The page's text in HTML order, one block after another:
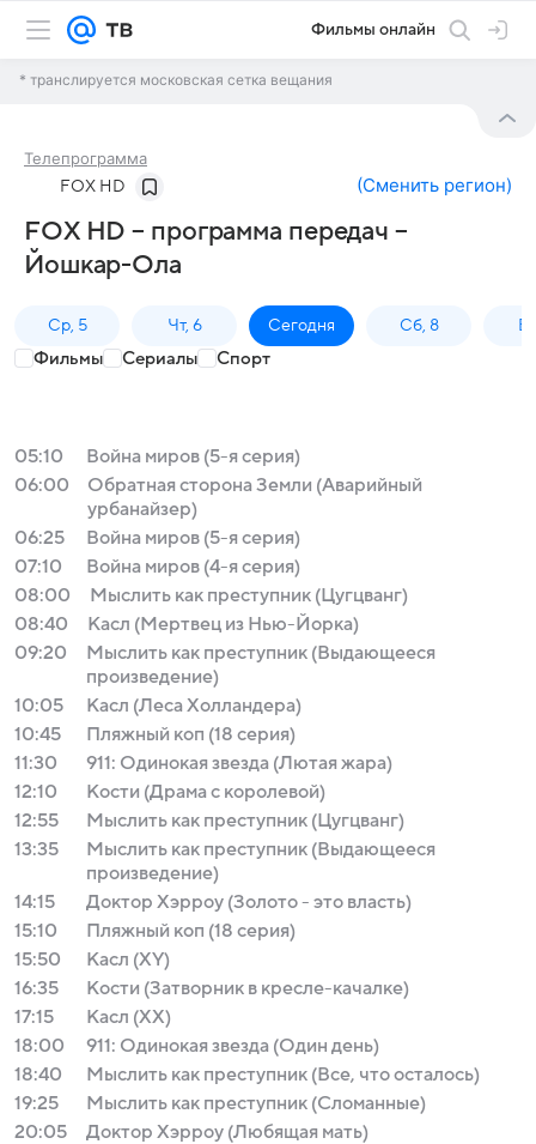
Фильмы онлайн
* транслируется московская сетка вещания
Телепрограмма
FOX HD (Сменить регион)
FOX HD – программа передач –
Йошкар-Ола
Ср, 5 Чт, 6 Сегодня Сб, 8
Фильмы Сериалы Спорт
05:10
Война миров (5-я серия)
06:00
Обратная сторона Земли (Аварийный
урбанайзер)
06:25
Война миров (5-я серия)
07:10
Война миров (4-я серия)
08:00
Мыслить как преступник (Цугцванг)
08:40
Касл (Мертвец из Нью-Йорка)
09:20
Мыслить как преступник (Выдающееся
произведение)
10:05
Касл (Леса Холландера)
10:45
Пляжный коп (18 серия)
11:30
911: Одинокая звезда (Лютая жара)
12:10
Кости (Драма с королевой)
12:55
Мыслить как преступник (Цугцванг)
13:35
Мыслить как преступник (Выдающееся
произведение)
14:15
Доктор Хэрроу (Золото - это власть)
15:10
Пляжный коп (18 серия)
15:50
Касл (XY)
16:35
Кости (Затворник в кресле-качалке)
17:15
Касл (XX)
18:00
911: Одинокая звезда (Один день)
18:40
Мыслить как преступник (Все, что осталось)
19:25
Мыслить как преступник (Сломанные)
20:05
Доктор Хэрроу (Любящая мать)